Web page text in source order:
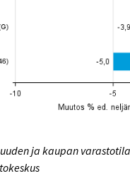
ja kaupan